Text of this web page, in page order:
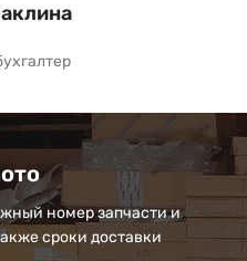
номер запчасти и
сроки доставки